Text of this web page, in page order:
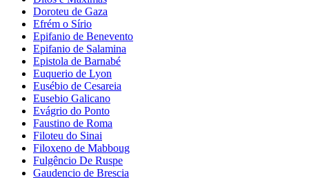
Doroteu de Gaza
Efrém o Sírio
Epifanio de Benevento
Epifanio de Salamina
Epistola de Barnabé
Euquerio de Lyon
Eusébio de Cesareia
Eusebio Galicano
Evágrio do Ponto
Faustino de Roma
Filoteu do Sinai
Filoxeno de Mabboug
Fulgêncio De Ruspe
Gaudencio de Brescia